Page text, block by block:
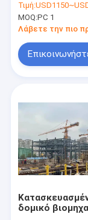
ενίσχυσε το
συγκεκριμένο
άκαμπτο
Τιμή:
MOQ:PC 1
Λάβετε την πιο
δομικό